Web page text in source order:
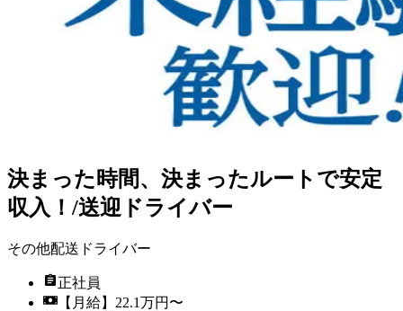
決まった時間、決まったルートで安定
収入！/送迎ドライバー
その他配送ドライバー
正社員
【月給】22.1万円〜